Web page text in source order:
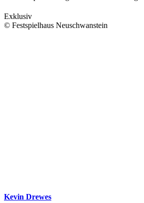
Exklusiv
© Festspielhaus Neuschwanstein
Kevin Drewes